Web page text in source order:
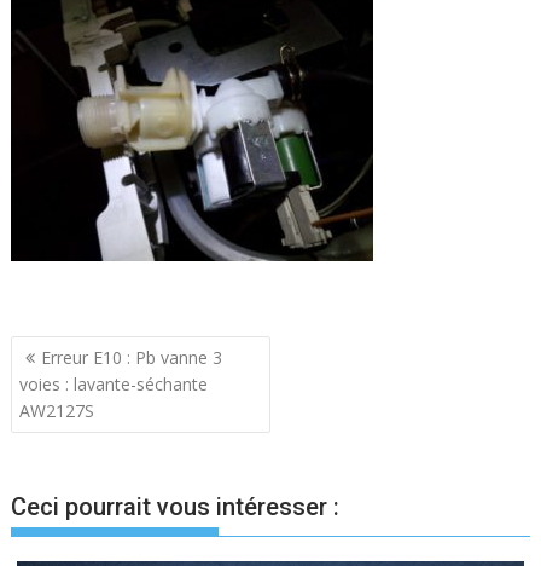
Navigation
de
l’article
Erreur E10 : Pb vanne 3
voies : lavante-séchante
AW2127S
Ceci pourrait vous intéresser :